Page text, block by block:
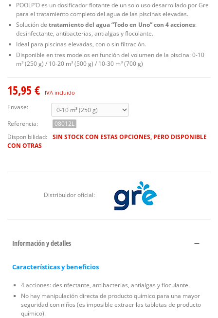
POOLP’O es un dosificador flotante de un solo uso desarrollado por Gre
para el tratamiento completo del agua de las piscinas elevadas.
Solución de tratamiento del agua “Todo en Uno” con 4 acciones:
desinfectante, antibacterias, antialgas y floculante.
Ideal para piscinas elevadas, con o sin filtración.
Disponible en tres modelos en función del volumen de la piscina: 0-10
m³ (250 g) / 10-20 m³ (500 g) / 10-30 m³ (700 g)
15,95 € IVA incluido
Envase:
Referencia:
08012L
Disponibilidad:
SIN STOCK CON ESTAS OPCIONES, PERO DISPONIBLE
CON OTRAS
Distribuidor oficial:
Información y detalles
Características y beneficios
4 acciones: desinfectante, antibacterias, antialgas y floculante.
No hay manipulación directa de producto químico para una mayor
seguridad con niños (es imposible extraer las tabletas de producto
químico).